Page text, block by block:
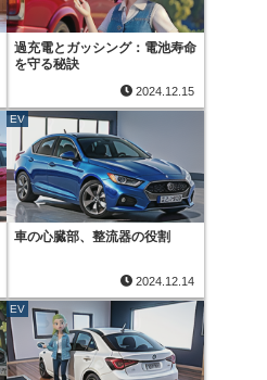
過充電とガッシング：電池寿命
を守る秘訣
2024.12.15
EV
車の心臓部、整流器の役割
2024.12.14
EV